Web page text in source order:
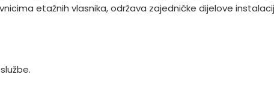
etažnih vlasnika, održava zajedničke dijelove